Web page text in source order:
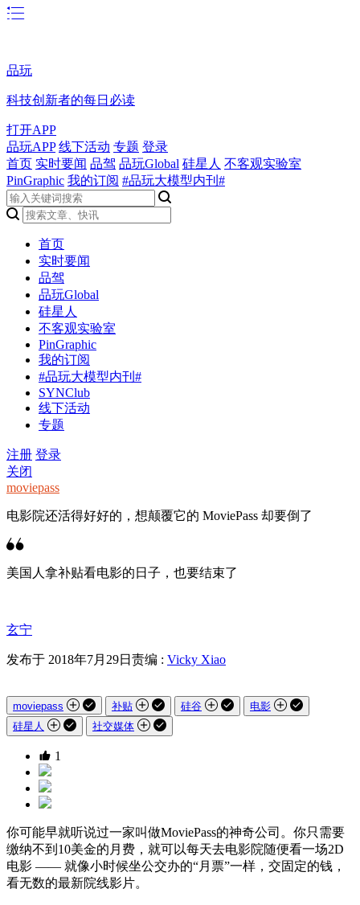
品玩
科技创新者的每日必读
打开APP
品玩APP 线下活动 专题 登录
首页 实时要闻 品驾 品玩Global 硅星人 不客观实验室
PinGraphic 我的订阅 #品玩大模型内刊#
首页
实时要闻
品驾
品玩Global
硅星人
不客观实验室
PinGraphic
我的订阅
#品玩大模型内刊#
SYNClub
线下活动
专题
注册 登录
关闭
moviepass
电影院还活得好好的，想颠覆它的 MoviePass 却要倒了
美国人拿补贴看电影的日子，也要结束了
玄宁
发布于 2018年7月29日 责编 : Vicky Xiao
moviepass 补贴 硅谷
电影
硅星人
社交媒体
1
你可能早就听说过一家叫做MoviePass的神奇公司。你只需要
缴纳不到10美金的月费，就可以每天去电影院随便看一场2D
电影 —— 就像小时候坐公交办的“月票”一样，交固定的钱，
看无数的最新院线影片。